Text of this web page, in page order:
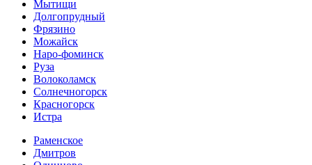
Мытищи
Долгопрудный
Фрязино
Можайск
Наро-фоминск
Руза
Волоколамск
Солнечногорск
Красногорск
Истра
Раменское
Дмитров